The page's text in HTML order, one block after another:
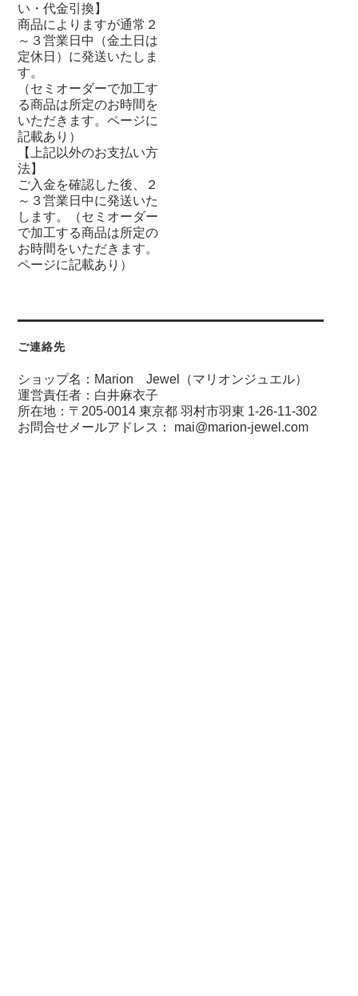
い・代金引換】
商品によりますが通常２
～３営業日中（金土日は
定休日）に発送いたしま
す。
（セミオーダーで加工す
る商品は所定のお時間を
いただきます。ページに
記載あり）
【上記以外のお支払い方
法】
ご入金を確認した後、２
～３営業日中に発送いた
します。（セミオーダー
で加工する商品は所定の
お時間をいただきます。
ページに記載あり）
ご連絡先
ショップ名：Marion Jewel（マリオンジュエル）
運営責任者：白井麻衣子
所在地：〒205-0014 東京都 羽村市羽東 1-26-11-302
お問合せメールアドレス： mai@marion-jewel.com